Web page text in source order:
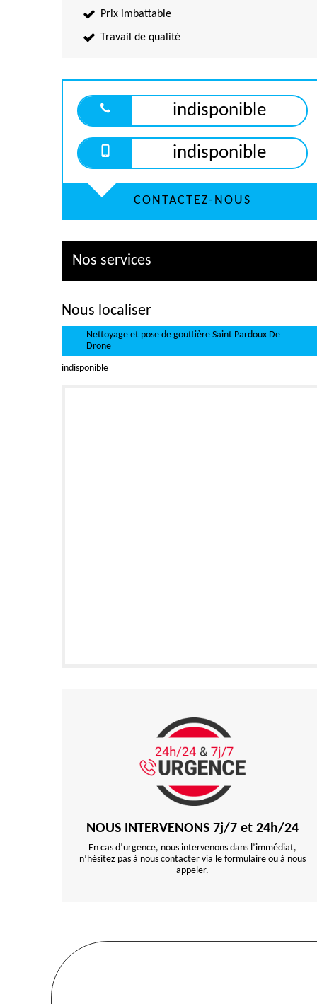
Prix imbattable
Travail de qualité
indisponible
indisponible
CONTACTEZ-NOUS
Nos services
Nous localiser
Nettoyage et pose de gouttière Saint Pardoux De
Drone
indisponible
NOUS INTERVENONS 7j/7 et 24h/24
En cas d’urgence, nous intervenons dans l’immédiat,
n’hésitez pas à nous contacter via le formulaire ou à nous
appeler.